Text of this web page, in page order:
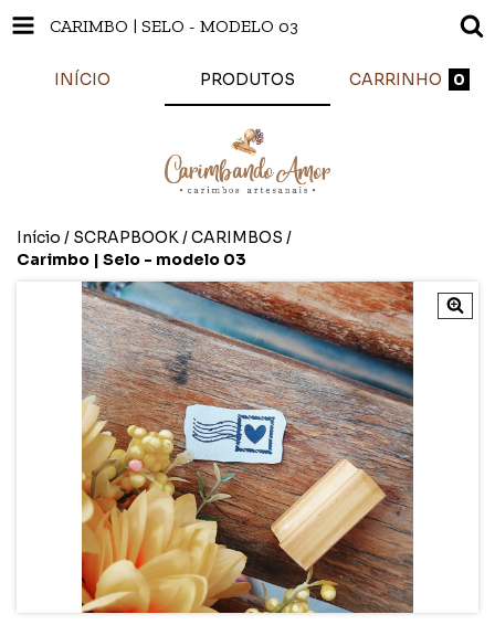
CARIMBO | SELO - MODELO 03
INÍCIO PRODUTOS CARRINHO 0
Início / SCRAPBOOK/CARIMBOS /
Carimbo | Selo - modelo 03